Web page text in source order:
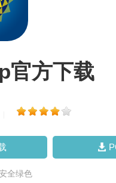
官方下载
全绿色